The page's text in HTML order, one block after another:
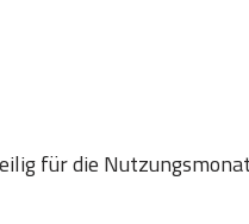
für die